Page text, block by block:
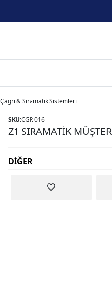
Çağrı & Sıramatik Sistemleri
SKU:CGR 016
Z1 SIRAMATİK
DİĞER